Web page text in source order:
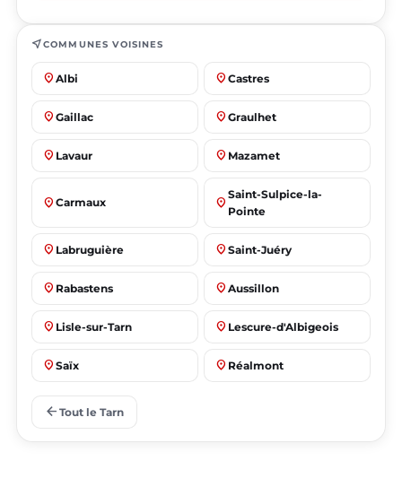
near_meCOMMUNES VOISINES
place Albi place Castres
place Gaillac place Graulhet
place Lavaur place Mazamet
place Carmaux place
Saint-Sulpice-la-
Pointe
place Labruguière place Saint-Juéry
place Rabastens place Aussillon
place Lisle-sur-Tarn place Lescure-d'Albigeois
place Saïx place Réalmont
place
arrow_back Tout le Tarn